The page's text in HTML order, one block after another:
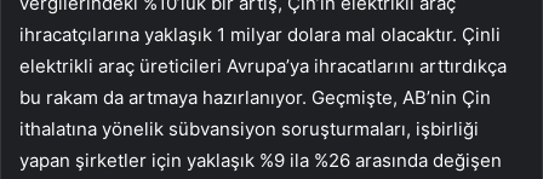
ihracatçılarına yaklaşık 1 milyar dolara mal olacaktır. Çinli
elektrikli araç üreticileri Avrupa’ya ihracatlarını arttırdıkça
bu rakam da artmaya hazırlanıyor. Geçmişte, AB’nin Çin
ithalatına yönelik sübvansiyon soruşturmaları, işbirliği
yapan şirketler için yaklaşık %9 ila %26 arasında değişen